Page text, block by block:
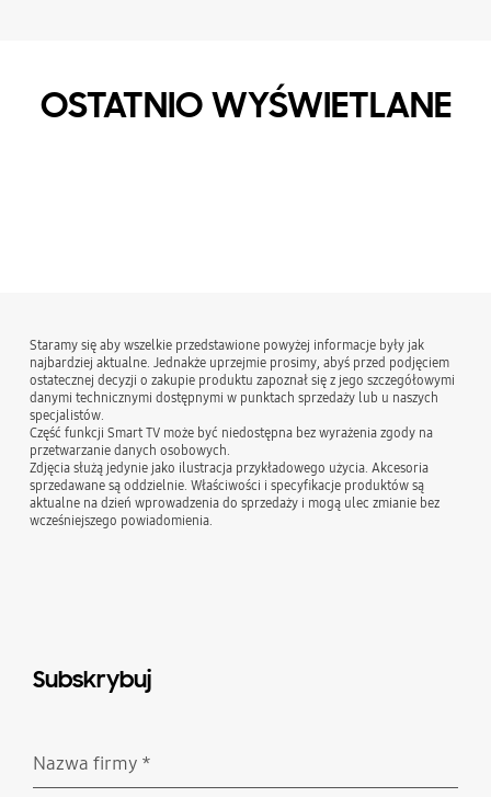
OSTATNIO WYŚWIETLANE
Staramy się aby wszelkie przedstawione powyżej informacje były jak
najbardziej aktualne. Jednakże uprzejmie prosimy, abyś przed podjęciem
ostatecznej decyzji o zakupie produktu zapoznał się z jego szczegółowymi
danymi technicznymi dostępnymi w punktach sprzedaży lub u naszych
specjalistów.
Część funkcji Smart TV może być niedostępna bez wyrażenia zgody na
przetwarzanie danych osobowych.
Zdjęcia służą jedynie jako ilustracja przykładowego użycia. Akcesoria
sprzedawane są oddzielnie. Właściwości i specyfikacje produktów są
aktualne na dzień wprowadzenia do sprzedaży i mogą ulec zmianie bez
wcześniejszego powiadomienia.
Subskrybuj
Nazwa firmy *